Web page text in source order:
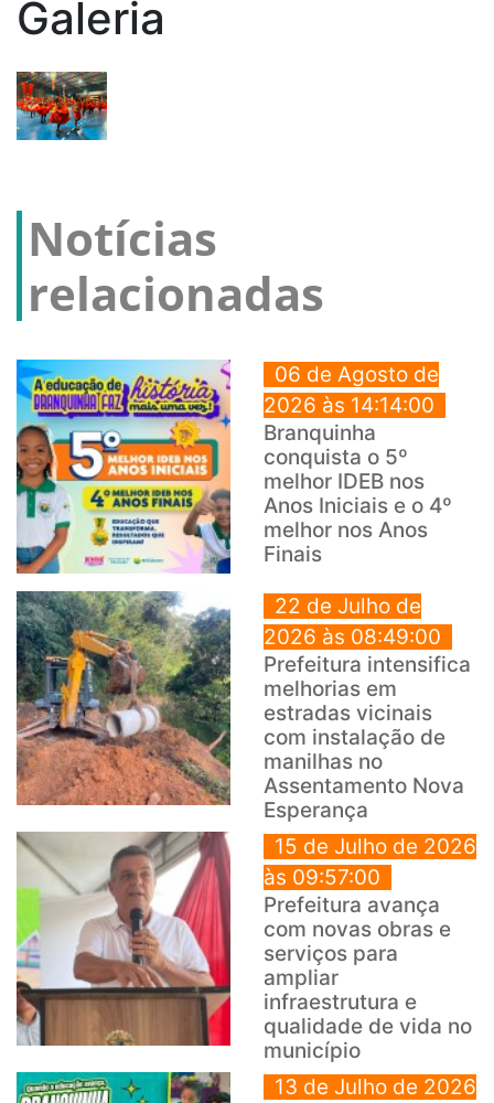
Galeria
Notícias
relacionadas
06 de Agosto de
2026 às 14:14:00
Branquinha
conquista o 5º
melhor IDEB nos
Anos Iniciais e o 4º
melhor nos Anos
Finais
22 de Julho de
2026 às 08:49:00
Prefeitura intensifica
melhorias em
estradas vicinais
com instalação de
manilhas no
Assentamento Nova
Esperança
15 de Julho de 2026
às 09:57:00
Prefeitura avança
com novas obras e
serviços para
ampliar
infraestrutura e
qualidade de vida no
município
13 de Julho de 2026